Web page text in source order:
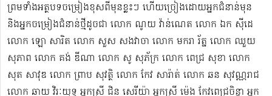
ព្រមទាំងអត្ថបទចម្រៀងខុសពីមុន​ខ្លះៗ ហើយច្រៀងដោយអ្នកជំនាន់មុន
និងអ្នកចម្រៀងជំនាន់​ថ្មីដូចជា លោក ណូយ វ៉ាន់ណេត លោក ឯក ស៊ីដេ​​
លោក ឡោ សារិត លោក​​ សួស សងវាចា​ លោក មករា រ័ត្ន លោក ឈួយ
សុភាព លោក គង់ ឌីណា លោក សូ សុភ័ក្រ លោក ពេជ្រ សុខា លោក
សុត​ សាវុឌ លោក ព្រាប សុវត្ថិ លោក កែវ សារ៉ាត់ លោក ឆន សុវណ្ណរាជ
លោក ឆាយ វិរៈយុទ្ធ អ្នកស្រី ជិន សេរីយ៉ា អ្នកស្រី ម៉េង កែវពេជ្រចិន្តា អ្នក